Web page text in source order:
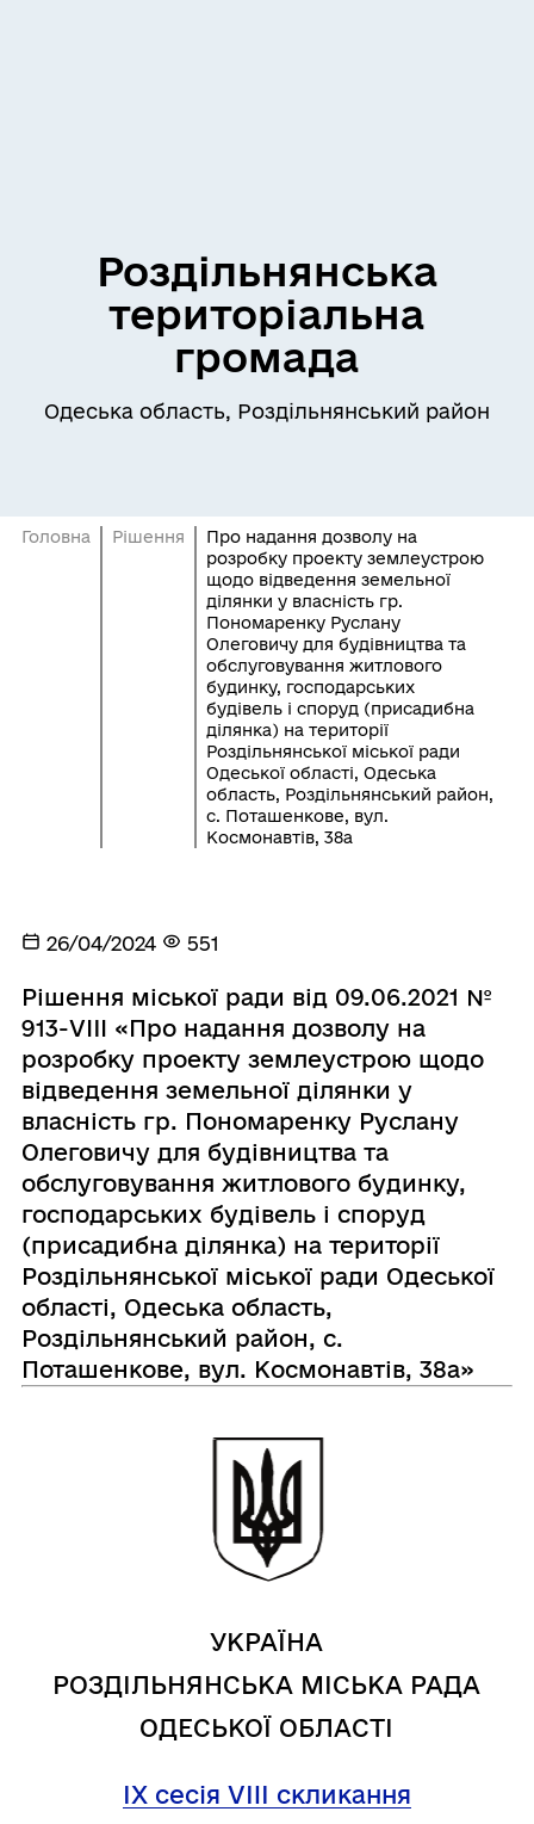
Роздільнянська
територіальна
громада
Одеська область, Роздільнянський район
Головна Рішення
Про надання дозволу на
розробку проекту землеустрою
щодо відведення земельної
ділянки у власність гр.
Пономаренку Руслану
Олеговичу для будівництва та
обслуговування житлового
будинку, господарських
будівель і споруд (присадибна
ділянка) на території
Роздільнянської міської ради
Одеської області, Одеська
область, Роздільнянський район,
с. Поташенкове, вул.
Космонавтів, 38а
26/04/2024 551
Рішення міської ради від 09.06.2021 №
913-VIII «Про надання дозволу на
розробку проекту землеустрою щодо
відведення земельної ділянки у
власність гр. Пономаренку Руслану
Олеговичу для будівництва та
обслуговування житлового будинку,
господарських будівель і споруд
(присадибна ділянка) на території
Роздільнянської міської ради Одеської
області, Одеська область,
Роздільнянський район, с.
Поташенкове, вул. Космонавтів, 38а»
УКРАЇНА
РОЗДІЛЬНЯНСЬКА МІСЬКА РАДА
ОДЕСЬКОЇ ОБЛАСТІ
IX сесія VIII скликання